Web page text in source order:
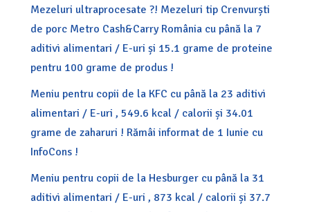
Mezeluri ultraprocesate ?! Mezeluri tip Crenvurști
de porc Metro Cash&Carry România cu până la 7
aditivi alimentari / E-uri și 15.1 grame de proteine
pentru 100 grame de produs !
Meniu pentru copii de la KFC cu până la 23 aditivi
alimentari / E-uri , 549.6 kcal / calorii și 34.01
grame de zaharuri ! Rămâi informat de 1 Iunie cu
InfoCons !
Meniu pentru copii de la Hesburger cu până la 31
aditivi alimentari / E-uri , 873 kcal / calorii și 37.7